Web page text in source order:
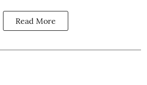
Read More